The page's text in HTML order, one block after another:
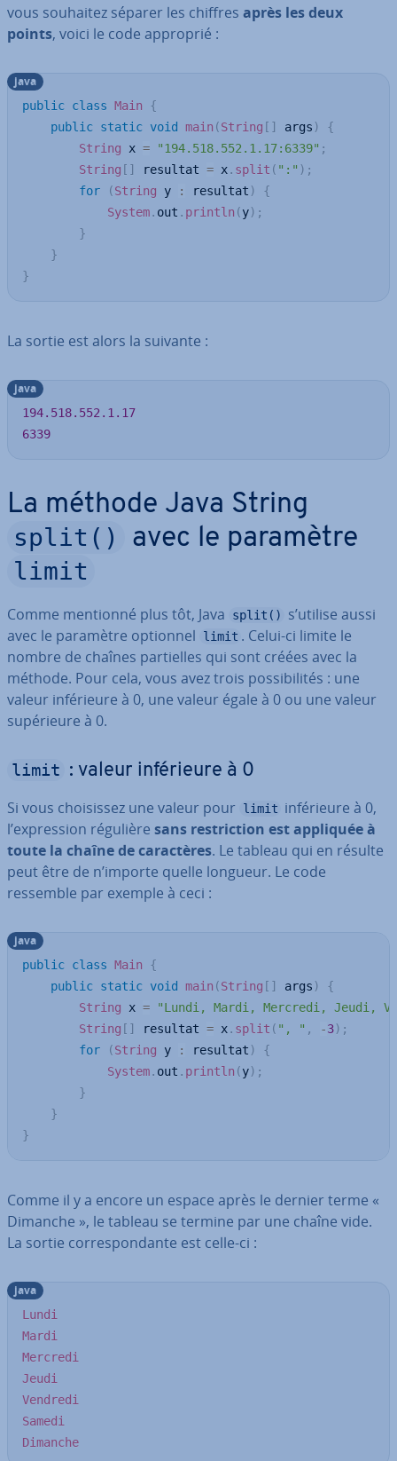
vous souhaitez séparer les chiffres après les deux
points, voici le code approprié :
public class Main
{
public static void main (String [ ] args )
{
String x = "194.518.552.1.17:6339" ;
String [ ] resultat = x. split ( ":" ) ;
for
(String y : resultat )
{
System. out . println (y) ;
}
}
}
java
La sortie est alors la suivante :
194.518.552 .1 .17
6339
java
La méthode Java String
split() avec le paramètre
limit
Comme mentionné plus tôt, Java split()
s’utilise aussi
avec le paramètre optionnel
limit . Celui-ci limite le
nombre de chaînes par­tielles qui sont créées avec la
méthode. Pour cela, vous avez trois pos­si­bi­li­tés : une
valeur in­fé­rieure à 0, une valeur égale à 0 ou une valeur
su­pé­rieure à 0.
limit : valeur in­fé­rieure à 0
Si vous choi­sis­sez une valeur pour limit in­fé­rieure à 0,
l’ex­pres­sion régulière sans res­tric­tion est appliquée à
toute la chaîne de ca­rac­tères. Le tableau qui en résulte
peut être de n’importe quelle longueur. Le code
ressemble par exemple à ceci :
public class Main
{
public static void main (String [ ] args )
{
String x =
"Lundi, Mardi, Mercredi, Jeudi,
String [ ] resultat = x. split ( ", " , -3) ;
for
(String y : resultat )
{
System. out . println (y) ;
}
}
}
java
Comme il y a encore un espace après le dernier terme «
Dimanche », le tableau se termine par une chaîne vide.
La sortie cor­res­pon­dante est celle-ci :
Lundi
Mardi
Mercredi
Jeudi
Vendredi
Samedi
Dimanche
java